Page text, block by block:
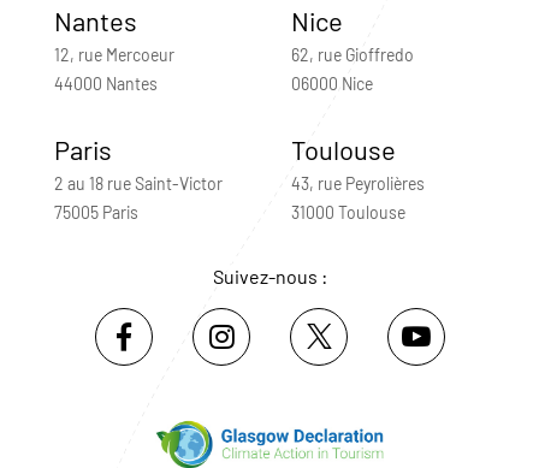
Nantes
12, rue Mercoeur
44000 Nantes
Nice
62, rue Gioffredo
06000 Nice
Paris
2 au 18 rue Saint-Victor
75005 Paris
Toulouse
43, rue Peyrolières
31000 Toulouse
Suivez-nous :